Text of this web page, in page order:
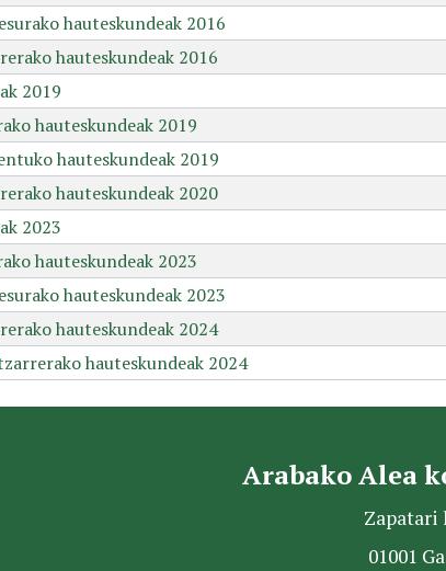
hauteskundeak 2016
hauteskundeak 2016
2019
hauteskundeak 2019
hauteskundeak 2019
hauteskundeak 2020
2023
hauteskundeak 2023
hauteskundeak 2023
hauteskundeak 2024
hauteskundeak 2024
Arabako Alea
Zapatari
01001